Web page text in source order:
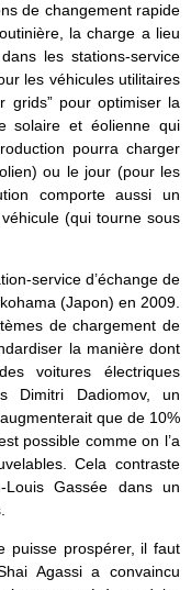
de changement rapide
la charge a lieu
les stations-service
les véhicules utilitaires
grids” pour optimiser la
solaire et éolienne qui
pourra charger
ou le jour (pour les
comporte aussi un
(qui tourne sous
service d’échange de
(Japon) en 2009.
de chargement de
la manière dont
voitures électriques
Dimitri Dadiomov, un
que de 10%
possible comme on l’a
Cela contraste
Gassée dans un
puisse prospérer, il faut
Agassi a convaincu